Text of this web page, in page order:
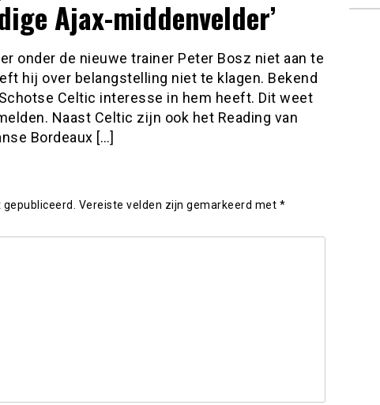
Ajax-middenvelder’
onder de nieuwe trainer Peter Bosz niet aan te
hij over belangstelling niet te klagen. Bekend
Celtic interesse in hem heeft. Dit weet
Naast Celtic zijn ook het Reading van
Bordeaux […]
Vereiste velden zijn gemarkeerd met *